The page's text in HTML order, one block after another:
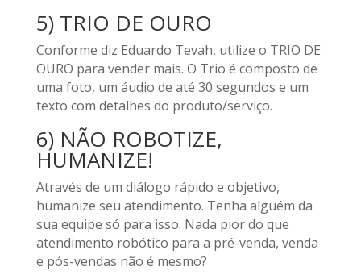
5) TRIO DE OURO
Conforme diz Eduardo Tevah, utilize o TRIO DE
OURO para vender mais. O Trio é composto de
uma foto, um áudio de até 30 segundos e um
texto com detalhes do produto/serviço.
6) NÃO ROBOTIZE,
HUMANIZE!
Através de um diálogo rápido e objetivo,
humanize seu atendimento. Tenha alguém da
sua equipe só para isso. Nada pior do que
atendimento robótico para a pré-venda, venda
e pós-vendas não é mesmo?